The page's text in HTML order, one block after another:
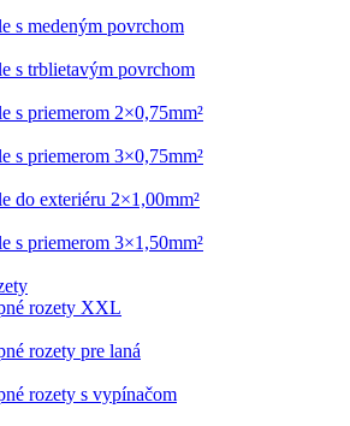
s medeným povrchom
s trblietavým povrchom
s priemerom 2×0,75mm²
s priemerom 3×0,75mm²
do exteriéru 2×1,00mm²
s priemerom 3×1,50mm²
rozety XXL
rozety pre laná
rozety s vypínačom